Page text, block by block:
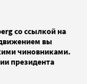
со ссылкой на
вы
чиновниками.
президента